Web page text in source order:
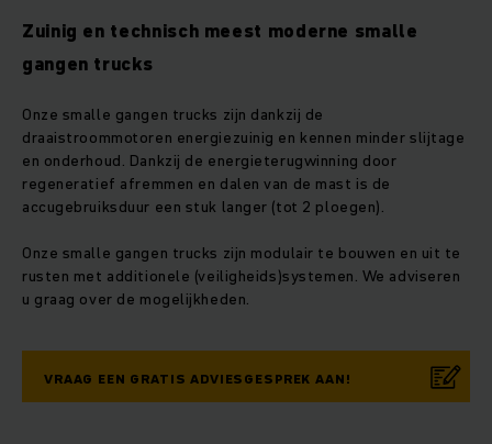
Zuinig en technisch meest moderne smalle
gangen trucks
Onze smalle gangen trucks zijn dankzij de
draaistroommotoren energiezuinig en kennen minder slijtage
en onderhoud. Dankzij de energieterugwinning door
regeneratief afremmen en dalen van de mast is de
accugebruiksduur een stuk langer (tot 2 ploegen).
Onze smalle gangen trucks zijn modulair te bouwen en uit te
rusten met additionele (veiligheids)systemen. We adviseren
u graag over de mogelijkheden.
VRAAG EEN GRATIS ADVIESGESPREK AAN!